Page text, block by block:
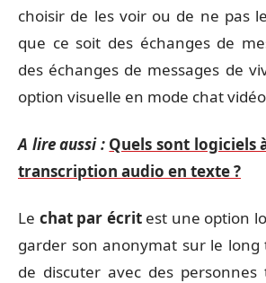
choisir de les voir ou de ne pas
que ce soit des échanges de
des échanges de messages de
option visuelle en mode chat
A lire aussi : Quels sont logiciels
transcription audio en texte ?
Le chat par écritest une option
garder son anonymat sur le
de discuter avec des